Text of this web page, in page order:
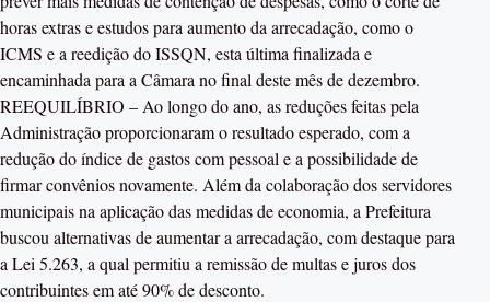
horas extras e estudos para aumento da arrecadação, como o
ICMS e a reedição do ISSQN, esta última finalizada e
encaminhada para a Câmara no final deste mês de dezembro.
REEQUILÍBRIO – Ao longo do ano, as reduções feitas pela
Administração proporcionaram o resultado esperado, com a
redução do índice de gastos com pessoal e a possibilidade de
firmar convênios novamente. Além da colaboração dos servidores
municipais na aplicação das medidas de economia, a Prefeitura
buscou alternativas de aumentar a arrecadação, com destaque para
a Lei 5.263, a qual permitiu a remissão de multas e juros dos
contribuintes em até 90% de desconto.